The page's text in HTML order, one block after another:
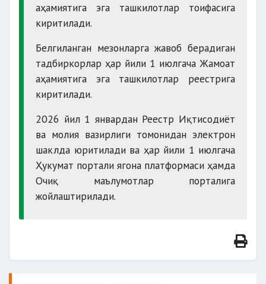
аҳамиятига эга ташкилотлар тоифасига
киритилади.
Белгиланган мезонларга жавоб берадиган
тадбиркорлар ҳар йили 1 июлгача Жамоат
аҳамиятига эга ташкилотлар реестрига
киритилади.
2026 йил 1 январдан Реестр Иқтисодиёт
ва молия вазирлиги томонидан электрон
шаклда юритилади ва ҳар йили 1 июлгача
Ҳукумат портали ягона платформаси ҳамда
Очиқ маълумотлар порталига
жойлаштирилади.